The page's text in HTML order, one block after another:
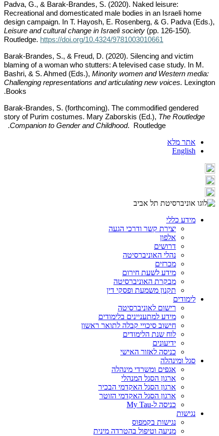
Padva, G., & Barak-Brandes, S. (2020). Naked leisure:
Recreational and domesticated male bodies in an Israeli home
design campaign. In T. Hayosh, E. Rosenberg, & G. Padva (Eds.),
Leisure and cultural change in Israeli society (pp. 126-150).
Routledge. https://doi.org/10.4324/9781003010661
Barak-Brandes, S., & Freud, D. (2020). Silencing and victim
blaming of a woman who stutters: A televised case study. In M.
Bashri, & S. Ahmed (Eds.), Minority women and Western media:
Challenging representations and articulating new voices. Lexington
Books.
Barak-Brandes, S. (forthcoming). The commodified gendered
story of Purim costumes. Mary Zaborskis (Ed.), The Routledge
Companion to Gender and Childhood. Routledge.
אתר מלא
English
מידע כללי
יצירת קשר ודרכי הגעה
אלפון
דרושים
נהלי האוניברסיטה
מכרזים
מידע לשעת חירום
מבקרת האוניברסיטה
תקנון משמעת ופסקי דין
לימודים
רישום לאוניברסיטה
מידע למתעניינים בלימודים
חישוב סיכויי קבלה לתואר ראשון
לוח שנת הלימודים
ידיעונים
כניסה לאזור האישי
סגל ומינהלה
אגפים ומשרדי מינהלה
ארגון הסגל המנהלי
ארגון הסגל האקדמי הבכיר
ארגון הסגל האקדמי הזוטר
כניסה ל-My Tau
נגישות
נגישות בקמפוס
מניעה וטיפול בהטרדה מינית